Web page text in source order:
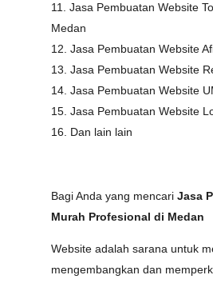
11. Jasa Pembuatan Website
Medan
12. Jasa Pembuatan Website
13. Jasa Pembuatan Website
14. Jasa Pembuatan Website
15. Jasa Pembuatan Website
16. Dan lain lain
Bagi Anda yang mencari Jasa
Murah Profesional di Medan
Website adalah sarana untuk
mengembangkan dan